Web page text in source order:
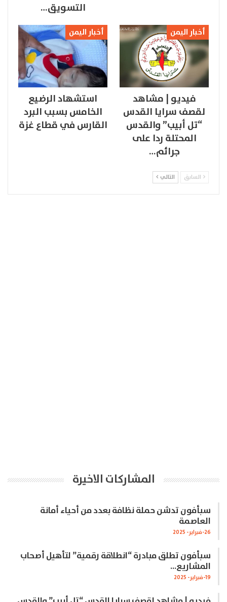
التسويق…
أخبار اليمن
فيديو | مشاهد
لقصف سرايا القدس
“تل أبيب” والقدس
المحتلة ردا على
جرائم…
أخبار اليمن
استشهاد الرضيع
الخامس بسبب البرد
القارس في قطاع غزة
السابق التالي
المشاركات الاخيرة
سبأفون تدشن حملة نظافة بعدد من أحياء أمانة
العاصمة
26-فبراير- 2025
سبأفون تطلق مبادرة “انطلاقة رقمية” لتأهيل أصحاب
المشاريع…
19-فبراير- 2025